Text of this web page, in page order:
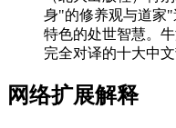
身"的修养观与道家
特色的处世智慧。
完全对译的十大中
网络扩展解释